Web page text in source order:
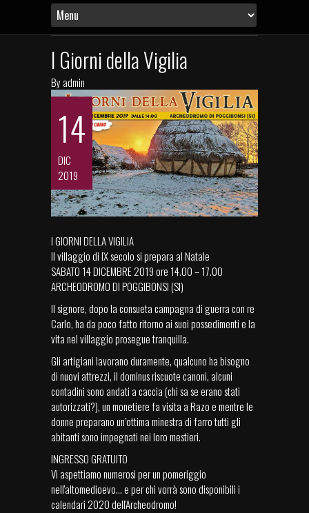
I Giorni della Vigilia
By admin
14
DIC
2019
I GIORNI DELLA VIGILIA
Il villaggio di IX secolo si prepara al Natale
SABATO 14 DICEMBRE 2019 ore 14.00 – 17.00
ARCHEODROMO DI POGGIBONSI (SI)
Il signore, dopo la consueta campagna di guerra con re
Carlo, ha da poco fatto ritorno ai suoi possedimenti e la
vita nel villaggio prosegue tranquilla.
Gli artigiani lavorano duramente, qualcuno ha bisogno
di nuovi attrezzi, il dominus riscuote canoni, alcuni
contadini sono andati a caccia (chi sa se erano stati
autorizzati?), un monetiere fa visita a Razo e mentre le
donne preparano un’ottima minestra di farro tutti gli
abitanti sono impegnati nei loro mestieri.
INGRESSO GRATUITO
Vi aspettiamo numerosi per un pomeriggio
nell'altomedioevo... e per chi vorrà sono disponibili i
calendari 2020 dell'Archeodromo!